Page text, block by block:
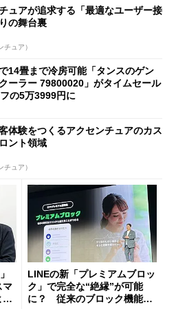
ュアが追求する「最適なユーザー接
の舞台裏
チュア）
14畳まで冷房可能「タンスのゲン
ーラー 79800020」がタイムセール
の5万3999円に
体験をつくるアクセンチュアのカス
ント領域
チュア）
マ
LINEの新「プレミアムブロッ
ク」で完全な“絶縁”が可能
に？ 従来のブロック機能と